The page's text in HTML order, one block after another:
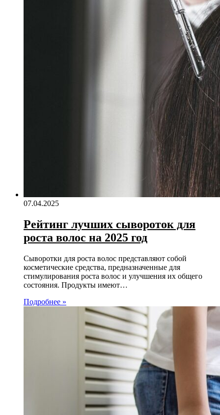
07.04.2025
Рейтинг лучших сывороток для
роста волос на 2025 год
Сыворотки для роста волос представляют собой
косметические средства, предназначенные для
стимулирования роста волос и улучшения их общего
состояния. Продукты имеют…
Подробнее »